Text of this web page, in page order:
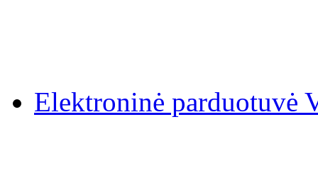
Elektroninė parduotuvė